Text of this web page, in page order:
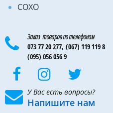
COXO
Заказ товаров по телефонам
073 77 20 277, (067) 119 119 8
(095) 056 056 9
У Вас есть вопросы?
Напишите нам